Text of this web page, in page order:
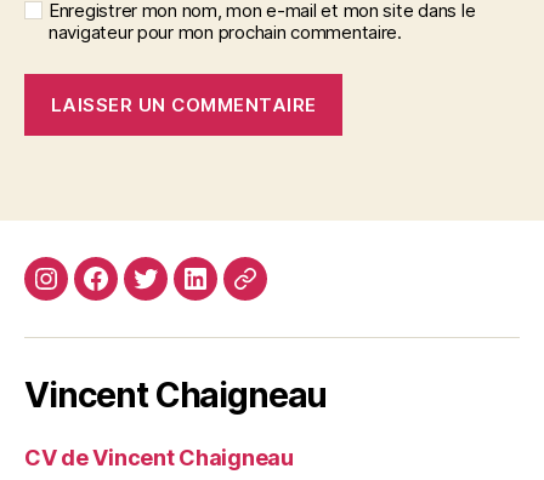
Enregistrer mon nom, mon e-mail et mon site dans le
navigateur pour mon prochain commentaire.
InstagramFacebook
TwitterLinkedin
Site
Vincent Chaigneau
CV de Vincent Chaigneau